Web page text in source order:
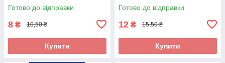
Готово до відправки
8 ₴ 10,50 ₴
Купити
Готово до відправки
12 ₴ 15,50 ₴
Купити